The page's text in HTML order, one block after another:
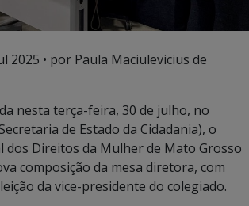
2025 • por Paula Maciulevicius de
nesta terça-feira, 30 de julho, no
de Estado da Cidadania), o
dos Direitos da Mulher de Mato Grosso
composição da mesa diretora, com
da vice-presidente do colegiado.